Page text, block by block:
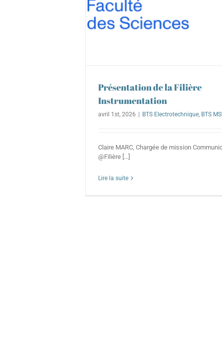
Présentation de la Filière
Instrumentation
avril 1st, 2026 | BTS Electrotechnique BTS
Claire MARC, Chargée de mission
@Filière [...]
Lire la suite